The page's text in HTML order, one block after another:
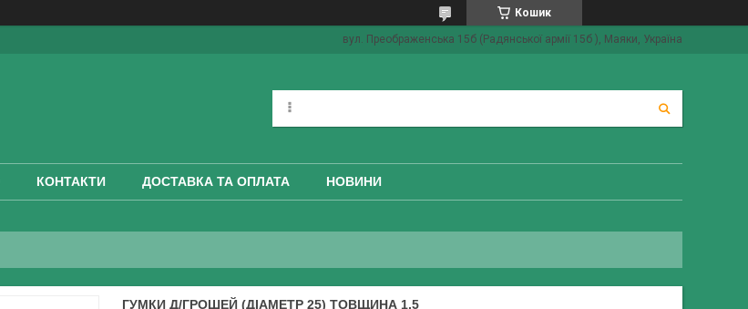
Кошик
вул. Преображенська 15б (Радянської армії 15б ), Маяки, Україна
КОНТАКТИ ДОСТАВКА ТА ОПЛАТА НОВИНИ
ГУМКИ Д/ГРОШЕЙ (ДІАМЕТР 25) ТОВЩИНА 1,5